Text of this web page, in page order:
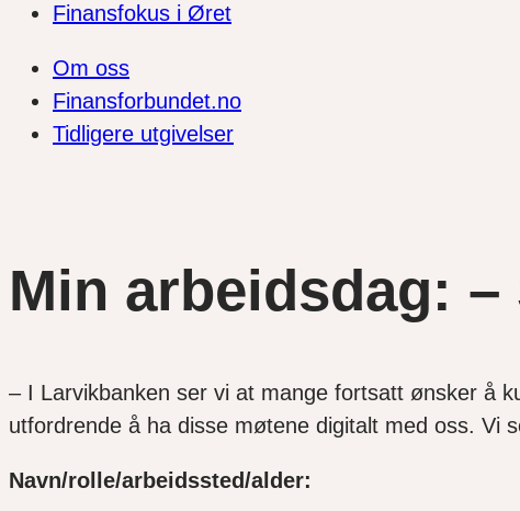
Finansfokus i Øret
Om oss
Finansforbundet.no
Tidligere utgivelser
Min arbeidsdag:
– I Larvikbanken ser vi at mange fortsatt ønsker å
utfordrende å ha disse møtene digitalt med oss. Vi
Navn/rolle/arbeidssted/alder: